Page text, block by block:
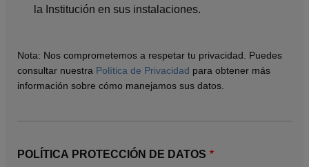
la Institución en sus instalaciones.
Nota: Nos comprometemos a respetar tu privacidad. Puedes
consultar nuestra Política de Privacidad para obtener más
información sobre cómo manejamos sus datos.
POLÍTICA PROTECCIÓN DE DATOS